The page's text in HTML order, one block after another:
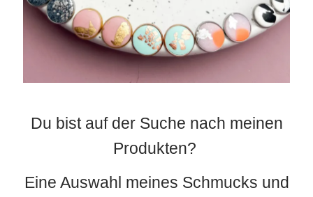
Du bist auf der Suche nach meinen
Produkten?
Eine Auswahl meines Schmucks und